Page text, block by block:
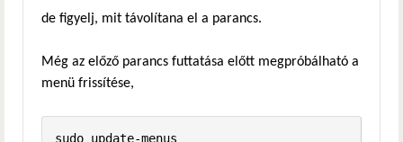
de figyelj, mit távolítana el a parancs.
Még az előző parancs futtatása előtt megpróbálható a
menü frissítése,